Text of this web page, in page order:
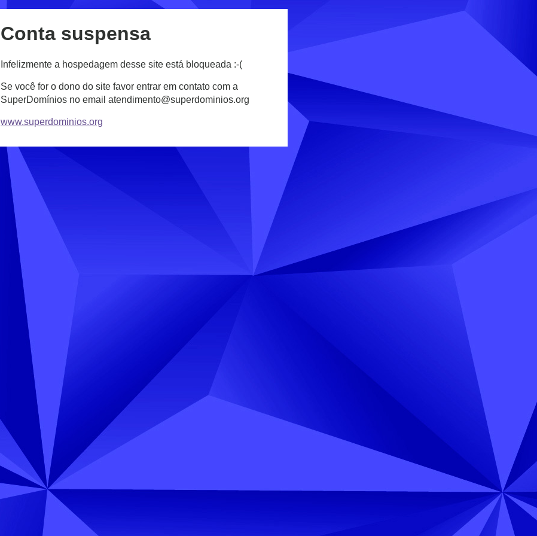
Conta suspensa
Infelizmente a hospedagem desse site está bloqueada :-(
Se você for o dono do site favor entrar em contato com a
SuperDomínios no email atendimento@superdominios.org
www.superdominios.org